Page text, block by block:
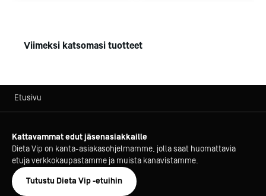
Viimeksi katsomasi tuotteet
Etusivu
Kattavammat edut jäsenasiakkaille
Dieta Vip on kanta-asiakasohjelmamme, jolla saat huomattavia
etuja verkkokaupastamme ja muista kanavistamme.
Tutustu Dieta Vip -etuihin